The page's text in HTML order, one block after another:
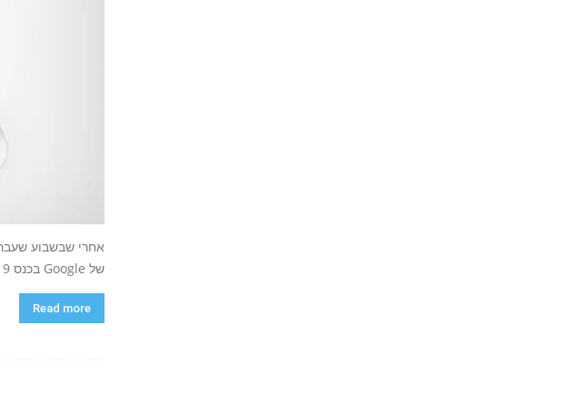
של Google בכנס GDC 2019, על מה שנראה...
Read more